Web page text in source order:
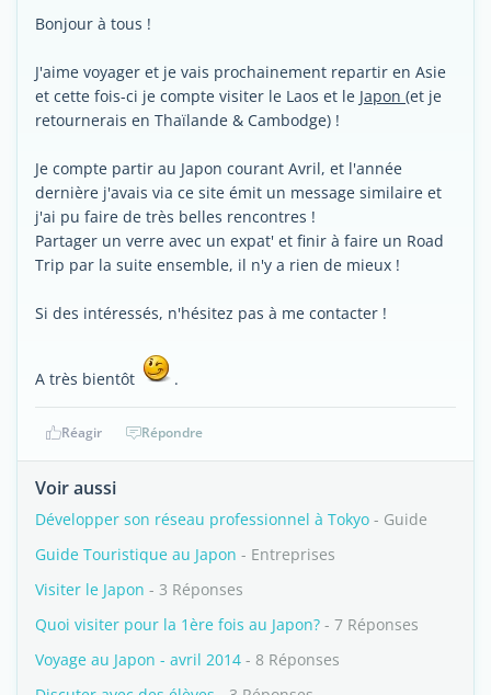
Bonjour à tous !
J'aime voyager et je vais prochainement repartir en Asie
et cette fois-ci je compte visiter le Laos et le Japon (et je
retournerais en Thaïlande & Cambodge) !
Je compte partir au Japon courant Avril, et l'année
dernière j'avais via ce site émit un message similaire et
j'ai pu faire de très belles rencontres !
Partager un verre avec un expat' et finir à faire un Road
Trip par la suite ensemble, il n'y a rien de mieux !
Si des intéressés, n'hésitez pas à me contacter !
A très bientôt .
Réagir Répondre
Voir aussi
Développer son réseau professionnel à Tokyo - Guide
Guide Touristique au Japon - Entreprises
Visiter le Japon - 3 Réponses
Quoi visiter pour la 1ère fois au Japon? - 7 Réponses
Voyage au Japon - avril 2014 - 8 Réponses